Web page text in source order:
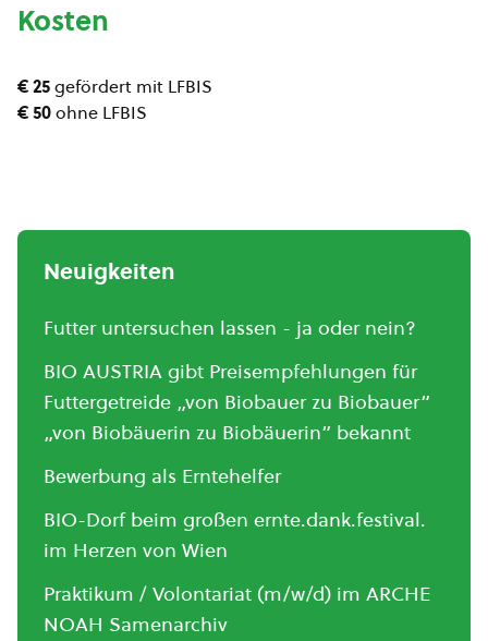
Kosten
€ 25gefördert mit LFBIS
€ 50ohne LFBIS
Neuigkeiten
Futter untersuchen lassen - ja oder nein?
BIO AUSTRIA gibt Preisempfehlungen für
Futtergetreide „von Biobauer zu Biobauer“
„von Biobäuerin zu Biobäuerin“ bekannt
Bewerbung als Erntehelfer
BIO-Dorf beim großen ernte.dank.festival.
im Herzen von Wien
Praktikum / Volontariat (m/w/d) im ARCHE
NOAH Samenarchiv